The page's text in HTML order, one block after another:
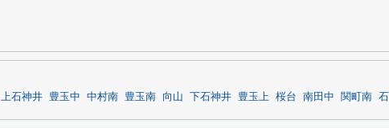
上石神井 豊玉中 中村南 豊玉南 向山 下石神井 豊玉上 桜台 南田中 関町南